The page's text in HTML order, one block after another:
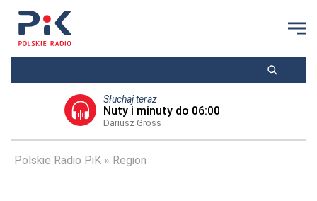
Słuchaj teraz
Nuty i minuty do 06:00
Dariusz Gross
Polskie Radio PiK Region